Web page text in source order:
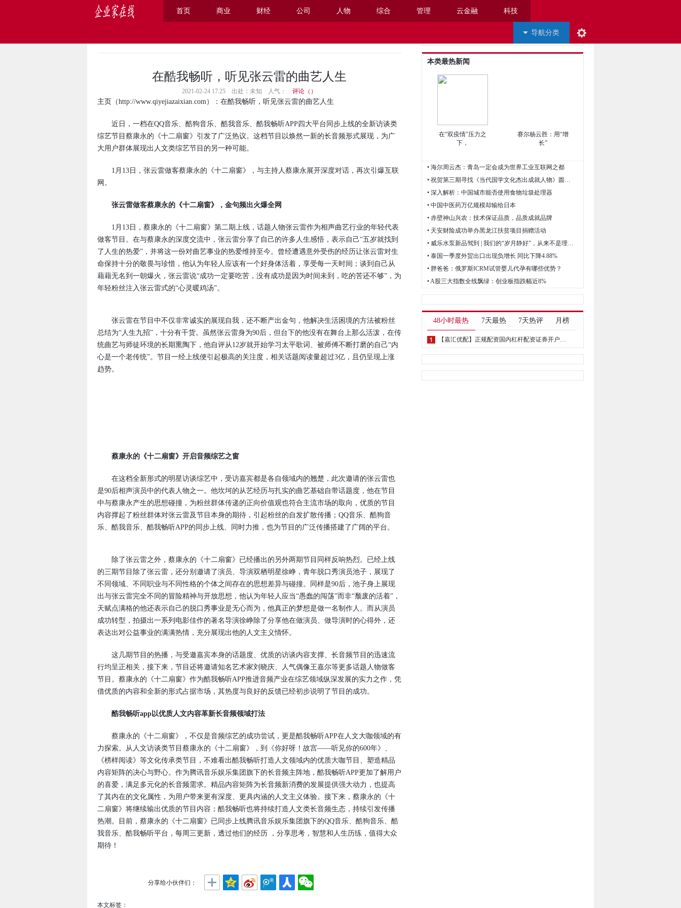
首页 商业 财经 公司 人物 综合 管理 云金融 科技
导航分类
在酷我畅听，听见张云雷的曲艺人生
2021-02-24 17:25 出处：未知 人气： 评论（ ）
主页 （http://www.qiyejiazaixian.com）：在酷我畅听，听见张云雷的曲艺人生
近日，一档在QQ音乐、酷狗音乐、酷我音乐、酷我畅听APP四大平台同步上线的全新访谈类
综艺节目蔡康永的《十二扇窗》引发了广泛热议。这档节目以焕然一新的长音频形式展现，为广
大用户群体展现出人文类综艺节目的另一种可能。
1月13日，张云雷做客蔡康永的《十二扇窗》，与主持人蔡康永展开深度对话，再次引爆互联
网。
张云雷做客蔡康永的《十二扇窗》，金句频出火爆全网
1月13日，蔡康永的《十二扇窗》第二期上线，话题人物张云雷作为相声曲艺行业的年轻代表
做客节目。在与蔡康永的深度交流中，张云雷分享了自己的许多人生感悟，表示自己“五岁就找到
了人生的热爱”，并将这一份对曲艺事业的热爱维持至今。曾经遭遇意外受伤的经历让张云雷对生
命保持十分的敬畏与珍惜，他认为年轻人应该有一个好身体活着，享受每一天时间；谈到自己从
藉藉无名到一朝爆火，张云雷说“成功一定要吃苦，没有成功是因为时间未到，吃的苦还不够”，为
年轻粉丝注入张云雷式的“心灵暖鸡汤”。
张云雷在节目中不仅非常诚实的展现自我，还不断产出金句，他解决生活困境的方法被粉丝
总结为“人生九招”，十分有干货。虽然张云雷身为90后，但台下的他没有在舞台上那么活泼，在传
统曲艺与师徒环境的长期熏陶下，他自评从12岁就开始学习太平歌词、被师傅不断打磨的自己“内
心是一个老传统”。节目一经上线便引起极高的关注度，相关话题阅读量超过3亿，且仍呈现上涨
趋势。
蔡康永的《十二扇窗》开启音频综艺之窗
在这档全新形式的明星访谈综艺中，受访嘉宾都是各自领域内的翘楚，此次邀请的张云雷也
是90后相声演员中的代表人物之一。他坎坷的从艺经历与扎实的曲艺基础自带话题度，他在节目
中与蔡康永产生的思想碰撞，为粉丝群体传递的正向价值观也符合主流市场的取向，优质的节目
内容撑起了粉丝群体对张云雷及节目本身的期待，引起粉丝的自发扩散传播；QQ音乐、酷狗音
乐、酷我音乐、酷我畅听APP的同步上线、同时力推，也为节目的广泛传播搭建了广阔的平台。
除了张云雷之外，蔡康永的《十二扇窗》已经播出的另外两期节目同样反响热烈。已经上线
的三期节目除了张云雷，还分别邀请了演员、导演双栖明星徐峥，青年脱口秀演员池子，展现了
不同领域、不同职业与不同性格的个体之间存在的思想差异与碰撞。同样是90后，池子身上展现
出与张云雷完全不同的冒险精神与开放思想，他认为年轻人应当“愚蠢的闯荡”而非“颓废的活着”，
天赋点满格的他还表示自己的脱口秀事业是无心而为，他真正的梦想是做一名制作人。而从演员
成功转型，拍摄出一系列电影佳作的著名导演徐峥除了分享他在做演员、做导演时的心得外，还
表达出对公益事业的满满热情，充分展现出他的人文主义情怀。
这几期节目的热播，与受邀嘉宾本身的话题度、优质的访谈内容支撑、长音频节目的迅速流
行均呈正相关，接下来，节目还将邀请知名艺术家刘晓庆、人气偶像王嘉尔等更多话题人物做客
节目。蔡康永的《十二扇窗》作为酷我畅听APP推进音频产业在综艺领域纵深发展的实力之作，凭
借优质的内容和全新的形式占据市场，其热度与良好的反馈已经初步说明了节目的成功。
酷我畅听app以优质人文内容革新长音频领域打法
蔡康永的《十二扇窗》，不仅是音频综艺的成功尝试，更是酷我畅听APP在人文大咖领域的有
力探索。从人文访谈类节目蔡康永的《十二扇窗》，到《你好呀！故宫——听见你的600年》、
《榜样阅读》等文化传承类节目，不难看出酷我畅听打造人文领域内的优质大咖节目、塑造精品
内容矩阵的决心与野心。作为腾讯音乐娱乐集团旗下的长音频主阵地，酷我畅听APP更加了解用户
的喜爱，满足多元化的长音频需求。精品内容矩阵为长音频新消费的发展提供强大动力，也提高
了其内在的文化属性，为用户带来更有深度、更具内涵的人文主义体验。接下来，蔡康永的《十
二扇窗》将继续输出优质的节目内容；酷我畅听也将持续打造人文类长音频生态，持续引发传播
热潮。目前，蔡康永的《十二扇窗》已同步上线腾讯音乐娱乐集团旗下的QQ音乐、酷狗音乐、酷
我音乐、酷我畅听平台，每周三更新，透过他们的经历 ，分享思考，智慧和人生历练，值得大众
期待！
分享给小伙伴们：
本文标签：
本类最热新闻
在“双疫情”压力之
下，
赛尔杨云胜：用“增
长”
• 海尔周云杰：青岛一定会成为世界工业互联网之都
• 祝贺第三期寻找《当代国学文化杰出成就人物》圆满收官
• 深入解析：中国城市能否使用食物垃圾处理器
• 中国中医药万亿规模却输给日本
• 赤壁神山兴农：技术保证品质，品质成就品牌
• 天安财险成功举办黑龙江扶贫项目捐赠活动
• 威乐水泵新品驾到 | 我们的“岁月静好”，从来不是理所当然
• 泰国一季度外贸出口出现负增长 同比下降4.88%
• 胖爸爸：俄罗斯ICRM试管婴儿代孕有哪些优势？
• A股三大指数全线飘绿：创业板指跌幅近8%
48小时最热 7天最热 7天热评 月榜
【嘉汇优配】正规配资国内杠杆配资证券开户：把握住了风险等于把握了股票配